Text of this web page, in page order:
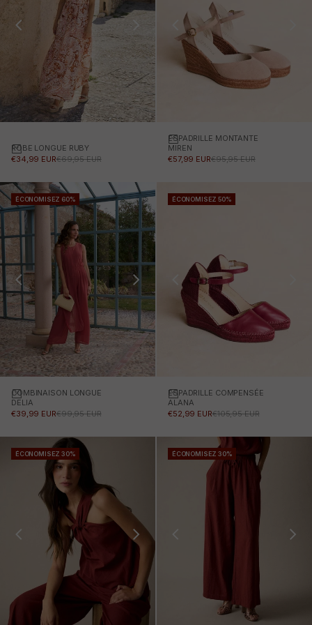
Choisissez des options
ROBE LONGUE RUBY
PRIX PROMOTIONNEL
€34,99 EURPRIX NORMAL
€69,95 EUR
Choisissez des options
ESPADRILLE MONTANTE
MIREN
PRIX PROMOTIONNEL
€57,99 EURPRIX NORMAL
€95,95 EUR
ÉCONOMISEZ 60%
Choisissez des options
COMBINAISON LONGUE
DELIA
PRIX PROMOTIONNEL
€39,99 EURPRIX NORMAL
€99,95 EUR
ÉCONOMISEZ 50%
Choisissez des options
ESPADRILLE COMPENSÉE
ALANA
PRIX PROMOTIONNEL
€52,99 EURPRIX NORMAL
€105,95 EUR
ÉCONOMISEZ 30% ÉCONOMISEZ 30%